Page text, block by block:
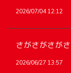
2026/07/04 12:12
さがさがさが
2026/06/27 13:57